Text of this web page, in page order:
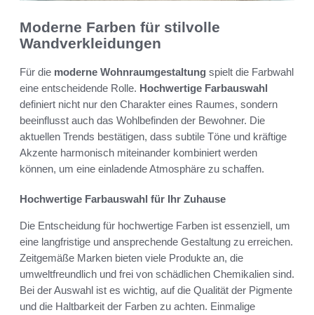
Moderne Farben für stilvolle
Wandverkleidungen
Für die moderne Wohnraumgestaltung spielt die Farbwahl
eine entscheidende Rolle. Hochwertige Farbauswahl
definiert nicht nur den Charakter eines Raumes, sondern
beeinflusst auch das Wohlbefinden der Bewohner. Die
aktuellen Trends bestätigen, dass subtile Töne und kräftige
Akzente harmonisch miteinander kombiniert werden
können, um eine einladende Atmosphäre zu schaffen.
Hochwertige Farbauswahl für Ihr Zuhause
Die Entscheidung für hochwertige Farben ist essenziell, um
eine langfristige und ansprechende Gestaltung zu erreichen.
Zeitgemäße Marken bieten viele Produkte an, die
umweltfreundlich und frei von schädlichen Chemikalien sind.
Bei der Auswahl ist es wichtig, auf die Qualität der Pigmente
und die Haltbarkeit der Farben zu achten. Einmalige